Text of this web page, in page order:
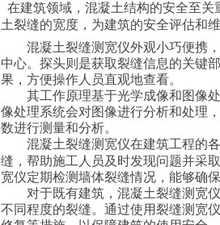
在建筑领域，混凝土结构的安全至
土裂缝的宽度，为建筑的安全评估和
混凝土裂缝测宽仪外观小巧便携，
中心。探头则是获取裂缝信息的关键
果，方便操作人员直观地查看。
其工作原理基于光学成像和图像处
像处理系统会对图像进行分析和处理
数进行测量和分析。
混凝土裂缝测宽仪在建筑工程的各
缝，帮助施工人员及时发现问题并采
宽仪定期检测墙体裂缝情况，能够确
对于既有建筑，混凝土裂缝测宽仪
不同程度的裂缝。通过使用裂缝测宽